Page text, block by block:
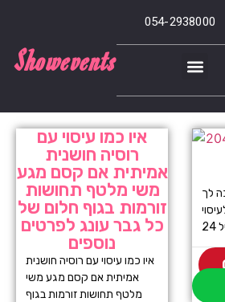
054-2938000
Showevents
איו כמו עיסוי עם
רוסיה חושנית
אמיתית אם קסם מגע
משי מלטף תחושות
זורמות בגוף חלום של
כל גבר עונג לפרטים
נוספים
איו כמו עיסוי עם רוסיה חושנית
אמיתית אם קסם מגע משי
מלטף תחושות זורמות בגוף
לך